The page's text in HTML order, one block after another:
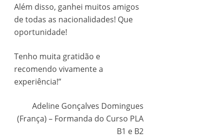
Além disso, ganhei muitos amigos
de todas as nacionalidades! Que
oportunidade!
Tenho muita gratidão e
recomendo vivamente a
experiência!”
Adeline Gonçalves Domingues
(França) – Formanda do Curso PLA
B1 e B2